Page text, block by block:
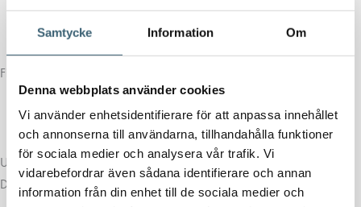
Samtycke Information Om
Denna webbplats använder cookies
Vi använder enhetsidentifierare för att anpassa innehållet
och annonserna till användarna, tillhandahålla funktioner
för sociala medier och analysera vår trafik. Vi
vidarebefordrar även sådana identifierare och annan
information från din enhet till de sociala medier och
Finns i storlekar 1340, 2350, 2500 samt 5000L.
Utforska vårt övriga utbud av Stationära Dieseltankar från Kingspan,
Deso & Cemo
HÄR